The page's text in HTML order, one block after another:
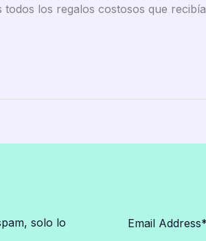
los regalos costosos que recibía
solo lo